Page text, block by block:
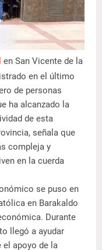
en San Vicente de la
en el último
de personas
ha alcanzado la
de esta
señala que
compleja y
en la cuerda
se puso en
en Barakaldo
Durante
llegó a ayudar
el apoyo de la